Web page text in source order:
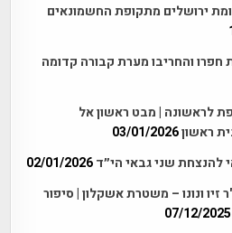
ירושלים מתקופת החשמונאים
והחריבו מערת קבורה קדומה
לראשונה | מבט ראשון אל
ראשון03/01/2026
שני גבאי הי״ד 02/01/2026
ונונו – משטרת אשקלון | סיפור
07/12/2025